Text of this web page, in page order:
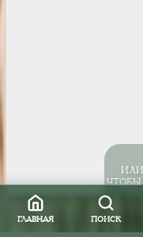
ЧТОБЫ
ГЛАВНАЯ ПОИСК